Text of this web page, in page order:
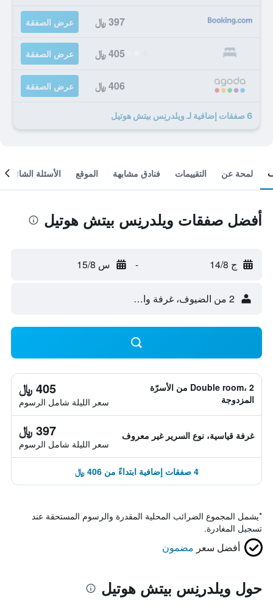
397 ﷼ عرض الصفقة
405 ﷼ عرض الصفقة
406 ﷼ عرض الصفقة
6 صفقات إضافية لـ ويلدرنِس بيتش هوتيل
لمحة عن التقييمات فنادق مشابهة الموقع الأسئلة الشائعة
أفضل صفقات ويلدرنِس بيتش هوتيل
ج 14/8 - س 15/8
2 من الضيوف، غرفة واحدة
Double room، 2 من الأسرّة
المزدوجة
405 ﷼
سعر الليلة شامل الرسوم
غرفة قياسية، نوع السرير غير معروف 397 ﷼
سعر الليلة شامل الرسوم
4 صفقات إضافية ابتداءً من 406 ﷼
*يشمل المجموع الضرائب المحلية المقدرة والرسوم المستحقة عند
تسجيل المغادرة.
أفضل سعر مضمون
حول ويلدرنِس بيتش هوتيل